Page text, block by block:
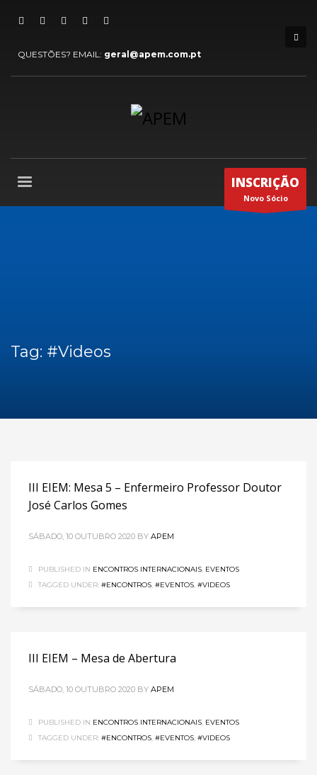
QUESTÕES? EMAIL: geral@apem.com.pt
INSCRIÇÃO
Novo Sócio
Tag: #Videos
III EIEM: Mesa 5 – Enfermeiro Professor Doutor
José Carlos Gomes
SÁBADO, 10 OUTUBRO 2020 BY APEM
PUBLISHED IN ENCONTROS INTERNACIONAIS, EVENTOS
TAGGED UNDER: #ENCONTROS, #EVENTOS, #VIDEOS
III EIEM – Mesa de Abertura
SÁBADO, 10 OUTUBRO 2020 BY APEM
PUBLISHED IN ENCONTROS INTERNACIONAIS, EVENTOS
TAGGED UNDER: #ENCONTROS, #EVENTOS, #VIDEOS